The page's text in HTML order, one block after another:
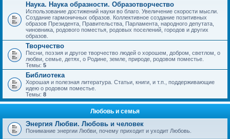
Наука. Наука образности. Образотворчество
Использование достижений науки во благо. Увеличение скорости мысли.
Создание гармоничных образов. Коллективное создание позитивных
образов Президента, Правительства, Парламента, народного депутата,
чиновника, родового поместья, родовых поселений, городов и других
образов.
Творчество
Песни, поэзия и другое творчество людей о хорошем, добром, светлом, о
любви, семье, детях, о Родине, земле, природе, родовом поместье.
Темы: 5
Библиотека
Хорошая и полезная литература. Статьи, книги, и т.п., поддерживающие
идею о родовом поместье.
Темы: 8
Любовь и семья
Энергия Любви. Любовь и человек
Понимание энергии Любви, почему приходит и уходит Любовь.